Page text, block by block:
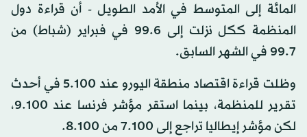
المائة إلى المتوسط في الأمد الطويل - أن قراءة دول
المنظمة ككل نزلت إلى 99.6 في فبراير (شباط) من
99.7 في الشهر السابق.
وظلت قراءة اقتصاد منطقة اليورو عند 5.100 في أحدث
تقرير للمنظمة، بينما استقر مؤشر فرنسا عند 9.100،
لكن مؤشر إيطاليا تراجع إلى 7.100 من 8.100.